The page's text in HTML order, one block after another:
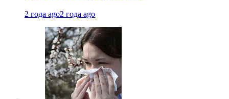
2 года ago2 года ago